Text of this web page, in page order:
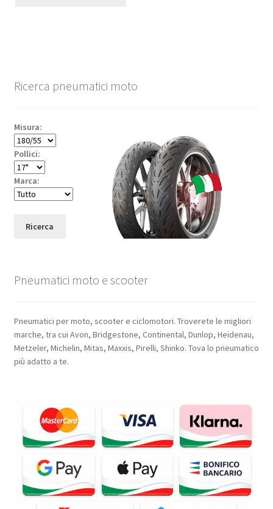
Ricerca pneumatici moto
Misura:
Pollici:
Marca:
Ricerca
Pneumatici moto e scooter
Pneumatici per moto, scooter e ciclomotori. Troverete le migliori
marche, tra cui Avon, Bridgestone, Continental, Dunlop, Heidenau,
Metzeler, Michelin, Mitas, Maxxis, Pirelli, Shinko. Tova lo pneumatico
più adatto a te.